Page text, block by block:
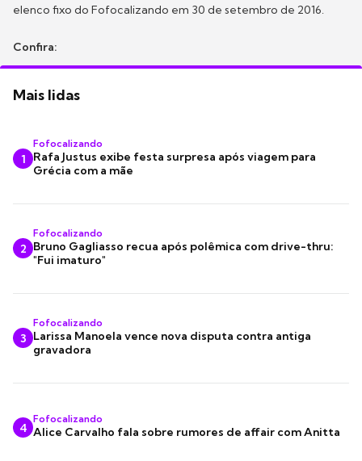
elenco fixo do Fofocalizando em 30 de setembro de 2016.
Confira:
Mais lidas
1
Fofocalizando
Rafa Justus exibe festa surpresa após viagem para
Grécia com a mãe
2
Fofocalizando
Bruno Gagliasso recua após polêmica com drive-thru:
"Fui imaturo"
3
Fofocalizando
Larissa Manoela vence nova disputa contra antiga
gravadora
4
Fofocalizando
Alice Carvalho fala sobre rumores de affair com Anitta